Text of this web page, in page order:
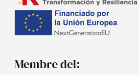
Membre del: